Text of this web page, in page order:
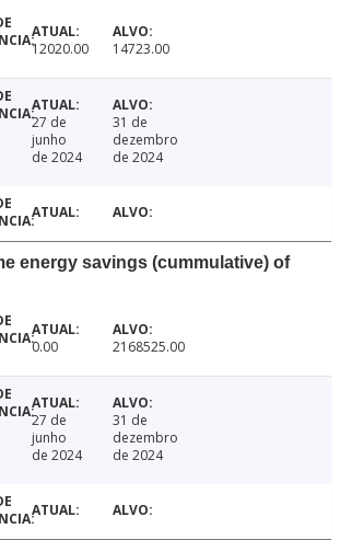
12020.00 14723.00
27 de
junho
de 2024
31 de
dezembro
de 2024
energy savings (cummulative) of
0.00 2168525.00
27 de
junho
de 2024
31 de
dezembro
de 2024